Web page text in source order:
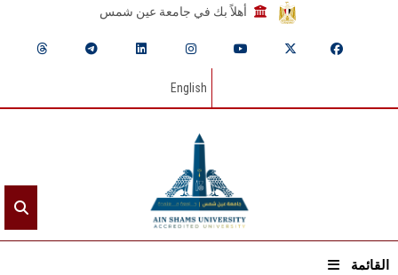
أهلاً بك في جامعة عين شمس
English
القائمة